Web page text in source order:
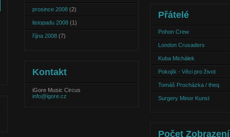
prosince 2008 (2)
listopadu 2008 (1)
října 2008 (7)
Kontakt
iGore Music Circus
info@igore.cz
Přátelé
Pohon Crew
London Crusaders
Kuba Michálek
Pokojík - Věci pro život
Tomáš Procházka / theq
Surgery Minor Kunst
Počet Zobrazení